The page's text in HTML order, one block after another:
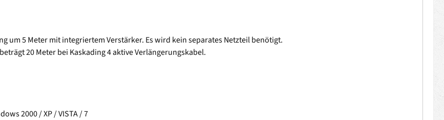
um 5 Meter mit integriertem Verstärker. Es wird kein separates Netzteil benötigt.
20 Meter bei Kaskading 4 aktive Verlängerungskabel.
2000 / XP / VISTA / 7